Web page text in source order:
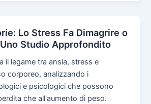
Lo Stress Fa Dimagrire o
Studio Approfondito
il legame tra ansia, stress e
corporeo, analizzando i
e psicologici che possono
che all'aumento di peso.